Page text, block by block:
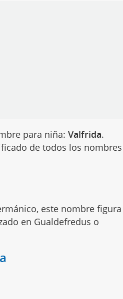
para niña:Valfrida.
de todos los
este nombre
en Gualdefredus o